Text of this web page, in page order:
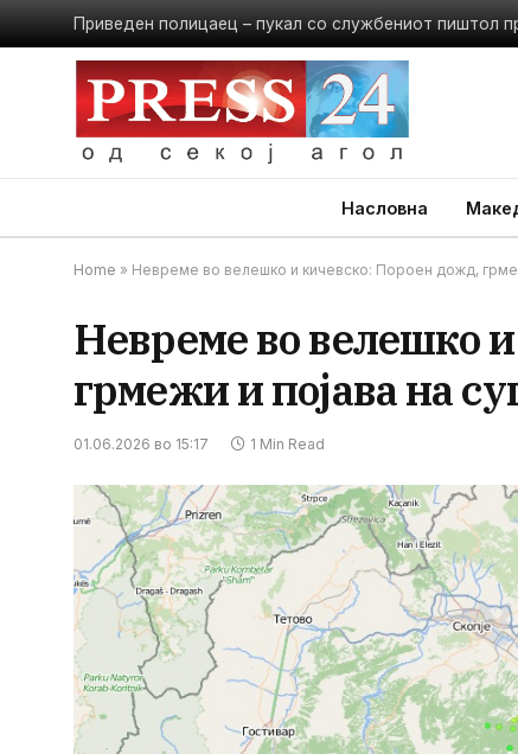
Приведен полицаец – пукал со службениот пиштол
Насловна
Home » Невреме во велешко и кичевско: Пороен дожд,
Невреме во велешко
грмежи и појава на
01.06.2026 во 15:17 1 Min Read